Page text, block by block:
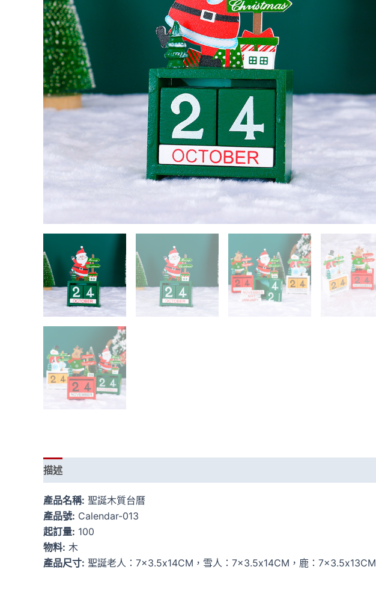
描述
產品名稱: 聖誕木質台曆
產品號: Calendar-013
起訂量: 100
物料: 木
產品尺寸: 聖誕老人：7×3.5x14CM，雪人：7×3.5x14CM，鹿：7×3.5x13CM